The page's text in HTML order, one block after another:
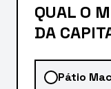
QUAL O
DA
Pátio